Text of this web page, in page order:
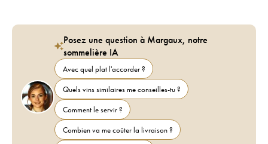
Posez une question à Margaux, notre
sommelière IA
Avec quel plat l'accorder ?
Quels vins similaires me conseilles-tu ?
Comment le servir ?
Combien va me coûter la livraison ?